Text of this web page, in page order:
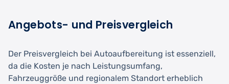
Angebots- und Preisvergleich
Der Preisvergleich bei Autoaufbereitung ist essenziell,
da die Kosten je nach Leistungsumfang,
Fahrzeuggröße und regionalem Standort erheblich